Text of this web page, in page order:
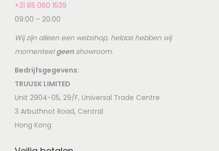
+31 85 060 1539
09:00 – 20:00
Wij zijn alleen een webshop, helaas hebben wij
momenteelgeenshowroom.
Bedrijfsgegevens:
TRUUSK LIMITED
Unit 2904-05, 29/F, Universal Trade Centre
3 Arbuthnot Road, Central
Hong Kong